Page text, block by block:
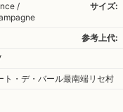
/
サイズ:
参考上代:
ト・デ・バール最南端リセ村